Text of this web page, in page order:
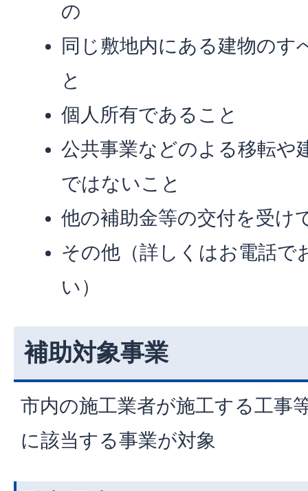
の
同じ敷地内にある建物のす
と
個人所有であること
公共事業などのよる移転や
ではないこと
他の補助金等の交付を受け
その他（詳しくはお電話で
い）
補助対象事業
市内の施工業者が施工する工事
に該当する事業が対象